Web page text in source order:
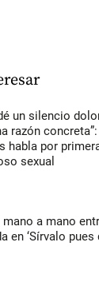
un silencio
razón
habla por
sexual
mano a mano
en ‘Sírvalo pues